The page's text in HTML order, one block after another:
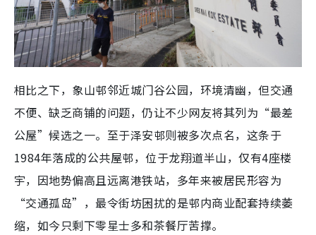
相比之下，象山邨邻近城门谷公园，环境清幽，但交通
不便、缺乏商铺的问题，仍让不少网友将其列为“最差
公屋”候选之一。至于泽安邨则被多次点名，这条于
1984年落成的公共屋邨，位于龙翔道半山，仅有4座楼
宇，因地势偏高且远离港铁站，多年来被居民形容为
“交通孤岛”，最令街坊困扰的是邨内商业配套持续萎
缩，如今只剩下零星士多和茶餐厅苦撑。